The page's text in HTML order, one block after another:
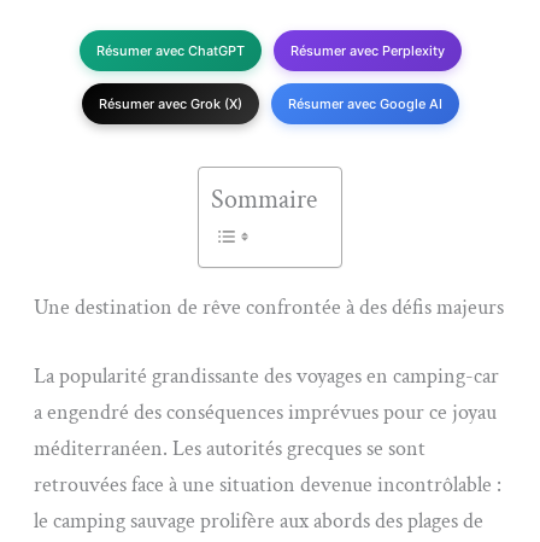
Résumer avec ChatGPT Résumer avec Perplexity
Résumer avec Grok (X) Résumer avec Google AI
Sommaire
Une destination de rêve confrontée à des défis majeurs
La popularité grandissante des voyages en camping-car
a engendré des conséquences imprévues pour ce joyau
méditerranéen. Les autorités grecques se sont
retrouvées face à une situation devenue incontrôlable :
le camping sauvage prolifère aux abords des plages de